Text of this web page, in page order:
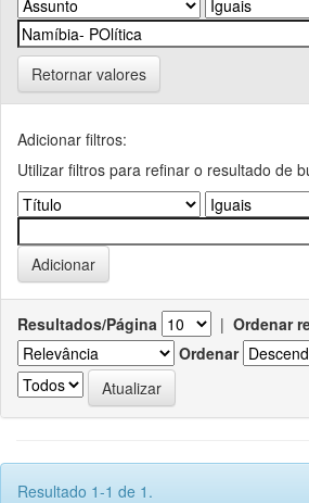
Retornar valores
Adicionar filtros:
Utilizar filtros para refinar o resultado de
Resultados/Página | Ordenar
Ordenar
Resultado 1-1 de 1.